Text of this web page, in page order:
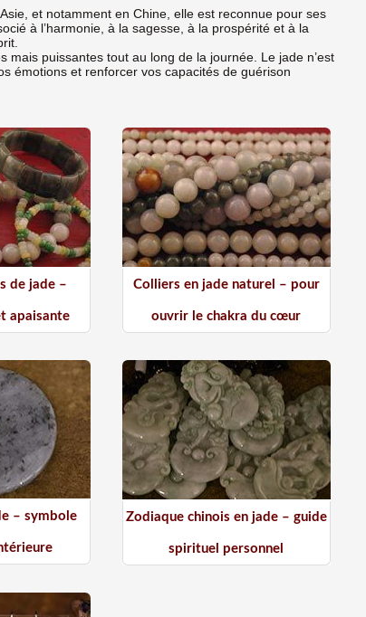
et notamment en Chine, elle est reconnue pour ses
à l’harmonie, à la sagesse, à la prospérité et à la
puissantes tout au long de la journée. Le jade n’est
émotions et renforcer vos capacités de guérison
de jade –
apaisante
Colliers en jade naturel – pour
ouvrir le chakra du cœur
– symbole Zodiaque chinois en jade – guide
spirituel personnel